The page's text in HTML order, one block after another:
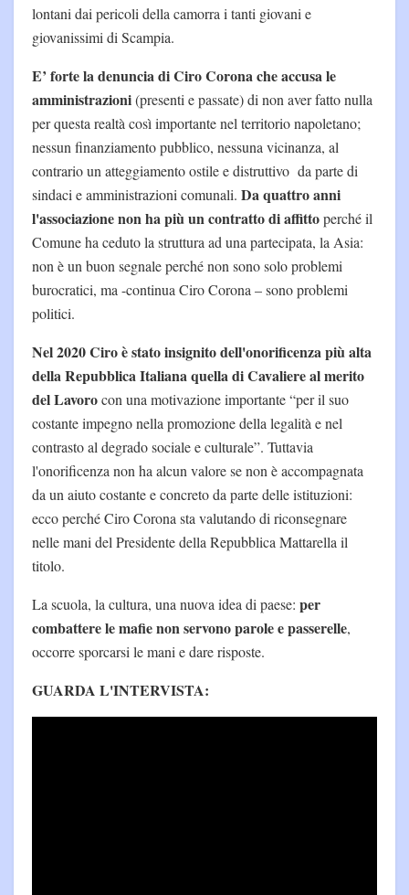
lontani dai pericoli della camorra i tanti giovani e
giovanissimi di Scampia.
E’ forte la denuncia di Ciro Corona che accusa le
amministrazioni(presenti e passate) di non aver fatto nulla
per questa realtà così importante nel territorio napoletano;
nessun finanziamento pubblico, nessuna vicinanza, al
contrario un atteggiamento ostile e distruttivo da parte di
sindaci e amministrazioni comunali. Da quattro anni
l'associazione non ha più un contratto di affittoperché il
Comune ha ceduto la struttura ad una partecipata, la Asia:
non è un buon segnale perché non sono solo problemi
burocratici, ma -continua Ciro Corona – sono problemi
politici.
Nel 2020 Ciro è stato insignito dell'onorificenza più alta
della Repubblica Italiana quella di Cavaliere al merito
del Lavorocon una motivazione importante “per il suo
costante impegno nella promozione della legalità e nel
contrasto al degrado sociale e culturale”. Tuttavia
l'onorificenza non ha alcun valore se non è accompagnata
da un aiuto costante e concreto da parte delle istituzioni:
ecco perché Ciro Corona sta valutando di riconsegnare
nelle mani del Presidente della Repubblica Mattarella il
titolo.
La scuola, la cultura, una nuova idea di paese: per
combattere le mafie non servono parole e passerelle,
occorre sporcarsi le mani e dare risposte.
GUARDA L'INTERVISTA: